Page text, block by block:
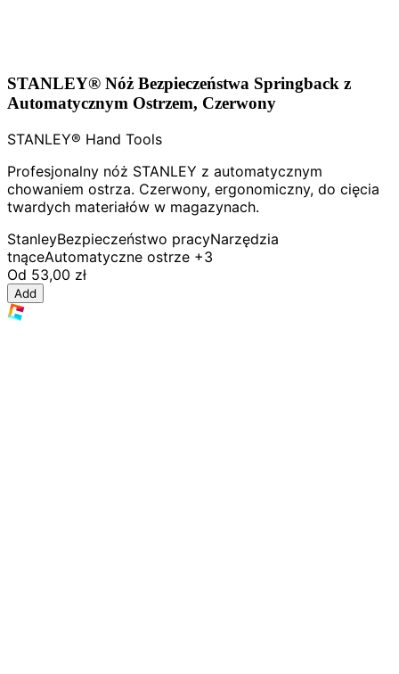
STANLEY® Nóż Bezpieczeństwa Springback z
Automatycznym Ostrzem, Czerwony
STANLEY® Hand Tools
Profesjonalny nóż STANLEY z automatycznym
chowaniem ostrza. Czerwony, ergonomiczny, do cięcia
twardych materiałów w magazynach.
StanleyBezpieczeństwo pracyNarzędzia
tnąceAutomatyczne ostrze +3
Od 53,00 zł
Add